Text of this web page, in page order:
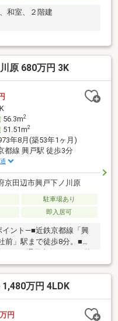
和室、２階建
原 680万円 3K
56.3m2
51.51m2
年8月(築53年1ヶ月)
都線 興戸駅 徒歩3分
京田辺市興戸下ノ川原
駐車場あり
即入居可
イント―■近鉄京都線「興
前」駅まで徒歩8分。■
たり・通風良好です！■駐
◎現況空き家のためゆっく
合わせください！
万円 4LDK
万円